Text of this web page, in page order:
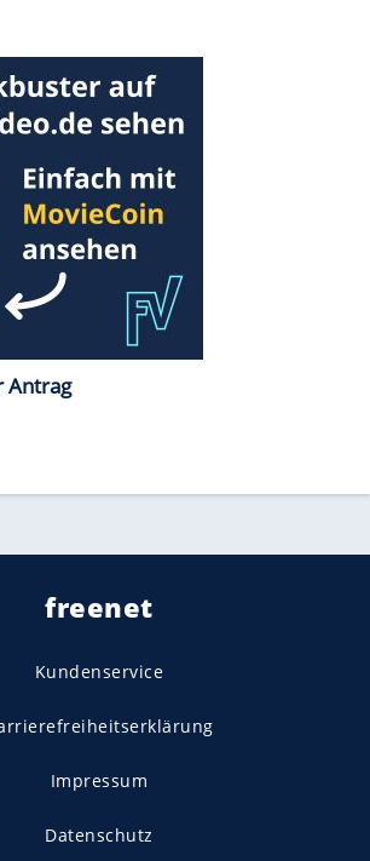
Antrag
freenet
Kundenservice
Impressum
Datenschutz